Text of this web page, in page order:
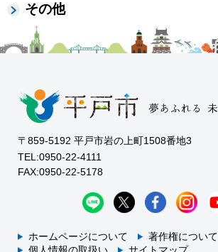
その他
〒859-5192 平戸市岩の上町1508番地3
TEL:0950-22-4111
FAX:0950-22-5178
ホームページについて
著作権について